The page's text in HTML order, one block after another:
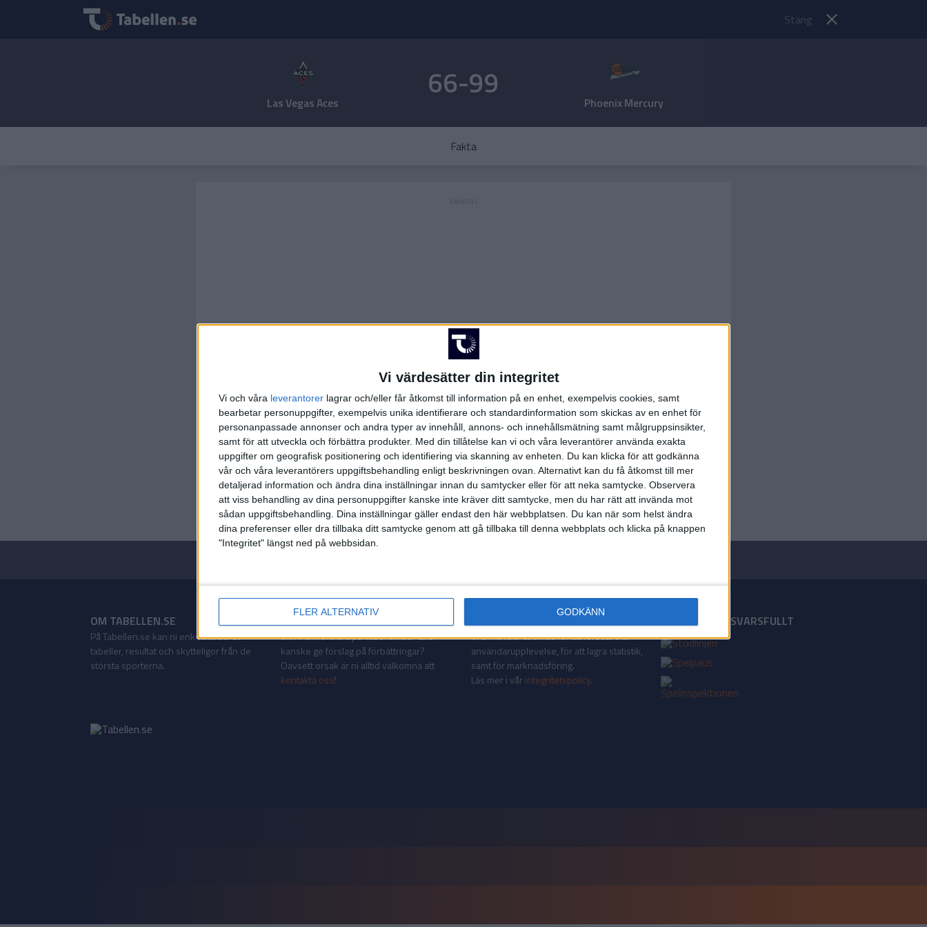
Vi värdesätter din integritet
Vi och våra leverantorer lagrar och/eller får åtkomst till information på en enhet, exempelvis cookies, samt
bearbetar personuppgifter, exempelvis unika identifierare och standardinformation som skickas av en enhet för
personanpassade annonser och andra typer av innehåll, annons- och innehållsmätning samt målgruppsinsikter,
samt för att utveckla och förbättra produkter. Med din tillåtelse kan vi och våra leverantörer använda exakta
uppgifter om geografisk positionering och identifiering via skanning av enheten. Du kan klicka för att godkänna
vår och våra leverantörers uppgiftsbehandling enligt beskrivningen ovan. Alternativt kan du få åtkomst till mer
detaljerad information och ändra dina inställningar innan du samtycker eller för att neka samtycke. Observera
att viss behandling av dina personuppgifter kanske inte kräver ditt samtycke, men du har rätt att invända mot
sådan uppgiftsbehandling. Dina inställningar gäller endast den här webbplatsen. Du kan när som helst ändra
dina preferenser eller dra tillbaka ditt samtycke genom att gå tillbaka till denna webbplats och klicka på knappen
"Integritet" längst ned på webbsidan.
FLER ALTERNATIV GODKÄNN
Stäng
Las Vegas Aces 66-99 Phoenix Mercury
Fakta
FAKTA
WNBA
Lör 9/5, kl 21:30
Matchstart
OM TABELLEN.SE
På Tabellen.se kan ni enkelt ta del av
tabeller, resultat och skytteligor från de
största sporterna.
KONTAKT
Vill ni annonsera på Tabellen.se? Eller
kanske ge förslag på förbättringar?
Oavsett orsak är ni alltid välkomna att
kontakta oss!
INTEGRITETSPOLICY
Vi använder cookies för att förbättra din
användarupplevelse, för att lagra statistik,
samt för marknadsföring.
Läs mer i vår integritetspolicy.
18+ SPELA ANSVARSFULLT